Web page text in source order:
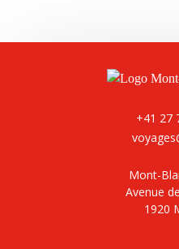
+41 27
Mont-
Avenue
1920